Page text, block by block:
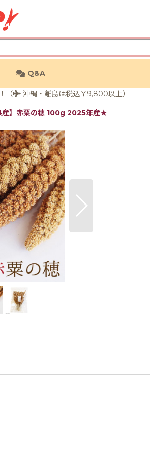
Q&A
（ 沖縄・離島は税込￥9,800以上）
産】赤粟の穂 100g 2025年産★